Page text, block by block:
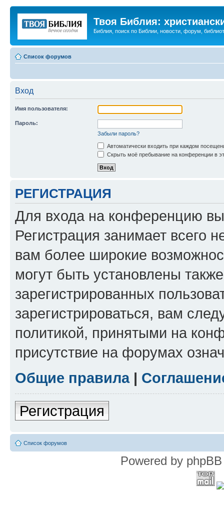
Твоя Библия:
Библия, поиск по Библии, новости, форум,
Список форумов
Вход
Имя пользователя:
Пароль:
Забыли пароль?
Автоматически входить при каждом
Скрыть моё пребывание на конференции в
РЕГИСТРАЦИЯ
Для входа на конференцию
Регистрация занимает всего
вам более широкие
могут быть установлены
зарегистрированных
зарегистрироваться, вам
политикой, принятыми на
присутствие на форумах
Общие правила|
Регистрация
Список форумов
Powered by